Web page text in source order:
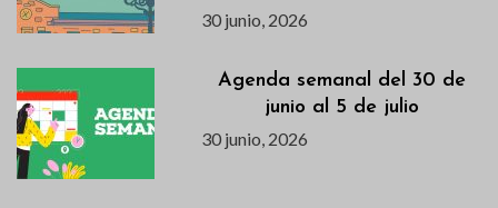
30 junio, 2026
Agenda semanal del 30 de
junio al 5 de julio
30 junio, 2026